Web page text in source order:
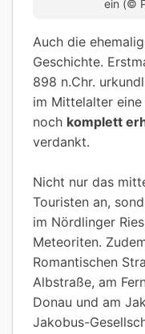
ein (©
Auch die
Geschichte.
898 n.Chr.
im Mittelalter
noch komplett
verdankt.
Nicht nur das
Touristen an,
im Nördlinger
Meteoriten.
Romantischen
Albstraße, am
Donau und am
Jakobus-